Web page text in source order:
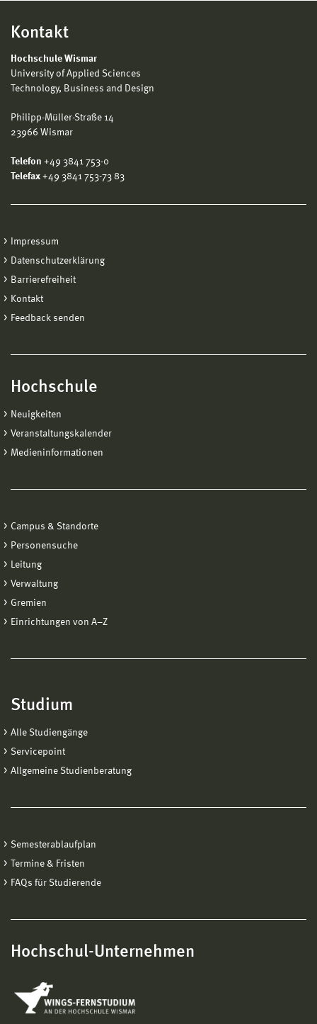
Kontakt
Hochschule Wismar
University of Applied Sciences
Technology, Business and Design
Philipp-Müller-Straße 14
23966 Wismar
Telefon +49 3841 753-0
Telefax +49 3841 753-73 83
Impressum
Datenschutzerklärung
Barrierefreiheit
Kontakt
Feedback senden
Hochschule
Neuigkeiten
Veranstaltungskalender
Medieninformationen
Campus & Standorte
Personensuche
Leitung
Verwaltung
Gremien
Einrichtungen von A−Z
Studium
Alle Studiengänge
Servicepoint
Allgemeine Studienberatung
Semesterablaufplan
Termine & Fristen
FAQs für Studierende
Hochschul-Unternehmen